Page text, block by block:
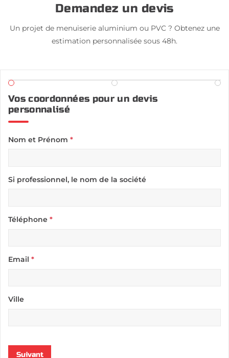
Demandez un devis
Un projet de menuiserie aluminium ou PVC ? Obtenez une
estimation personnalisée sous 48h.
Vos coordonnées pour un devis
personnalisé
Nom et Prénom *
Si professionnel, le nom de la société
Téléphone*
Email *
Ville
Suivant